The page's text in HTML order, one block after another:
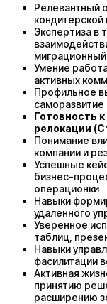
Релевантный
кондитерской
Экспертиза в
миграционный
Умение
активных
Профильное
саморазвитие
Готовность
релокации
Понимание
компании и
Успешные
бизнес-
операционки
Навыки
удаленного
Уверенное
таблиц,
Навыки
фасилитации
Активная
принятию
расширению